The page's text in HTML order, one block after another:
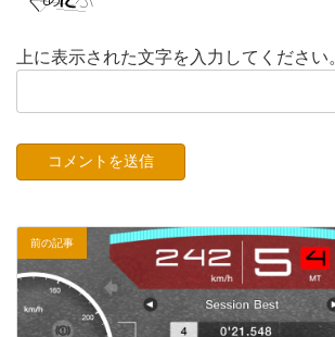
上に表示された文字を入力してください。
前の記事